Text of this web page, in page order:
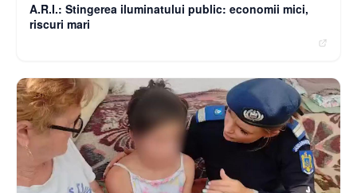
A.R.I.: Stingerea iluminatului public: economii mici,
riscuri mari